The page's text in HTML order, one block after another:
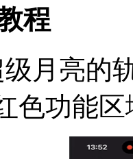
程
月亮的
色功能区